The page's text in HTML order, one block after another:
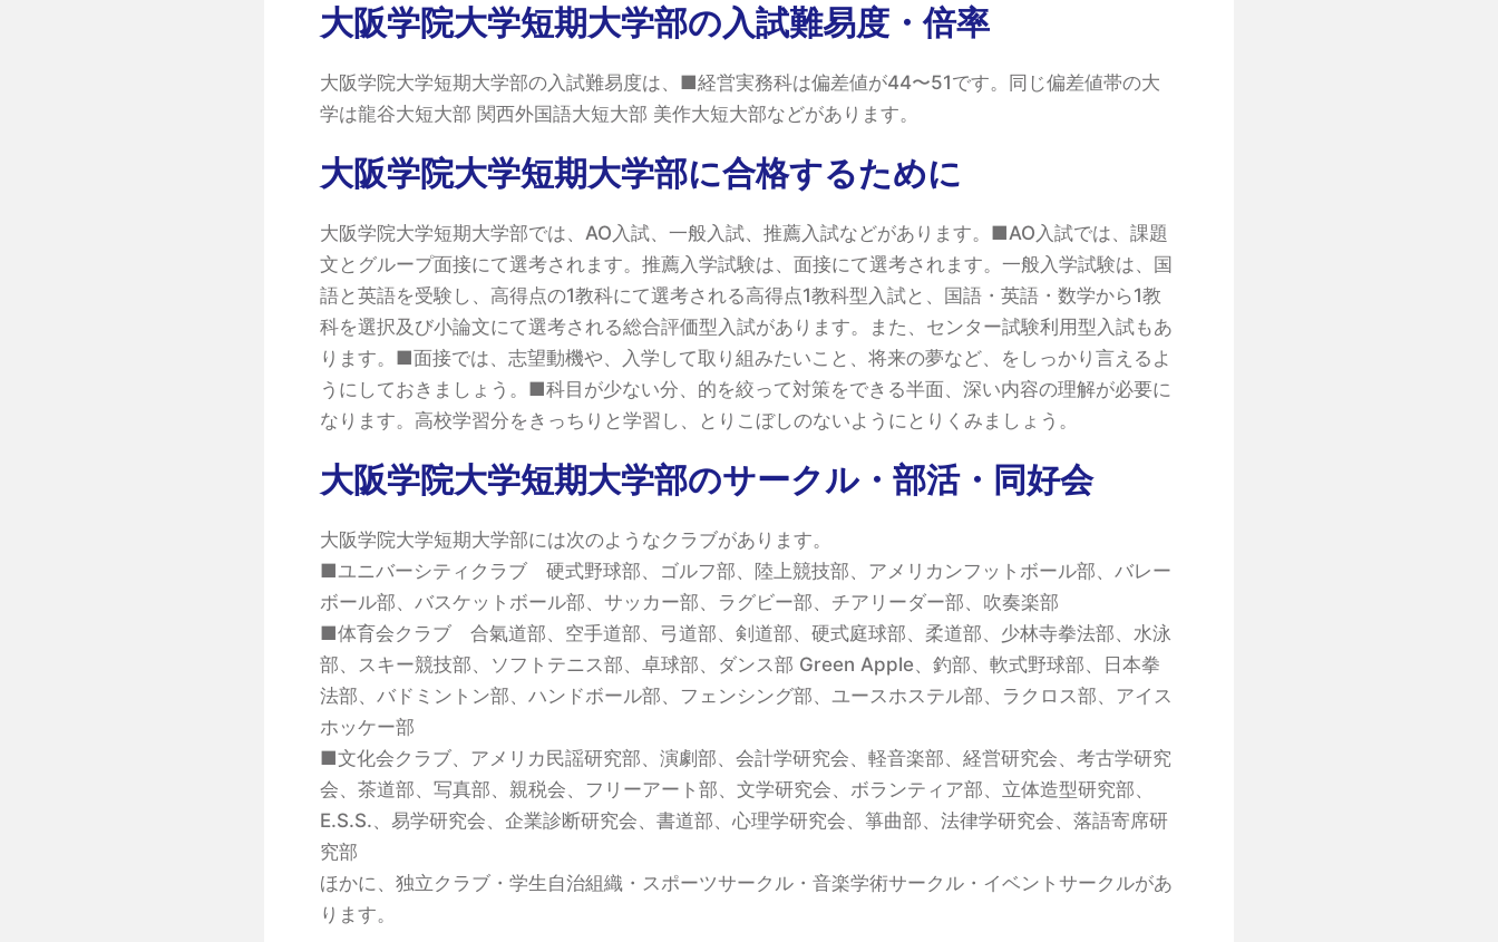
大阪学院大学短期大学部の入試難易度・倍率
大阪学院大学短期大学部の入試難易度は、■経営実務科は偏差値が44〜51です。同じ偏差値帯の大
学は龍谷大短大部 関西外国語大短大部 美作大短大部などがあります。
大阪学院大学短期大学部に合格するために
大阪学院大学短期大学部では、AO入試、一般入試、推薦入試などがあります。■AO入試では、課題
文とグループ面接にて選考されます。推薦入学試験は、面接にて選考されます。一般入学試験は、国
語と英語を受験し、高得点の1教科にて選考される高得点1教科型入試と、国語・英語・数学から1教
科を選択及び小論文にて選考される総合評価型入試があります。また、センター試験利用型入試もあ
ります。■面接では、志望動機や、入学して取り組みたいこと、将来の夢など、をしっかり言えるよ
うにしておきましょう。■科目が少ない分、的を絞って対策をできる半面、深い内容の理解が必要に
なります。高校学習分をきっちりと学習し、とりこぼしのないようにとりくみましょう。
大阪学院大学短期大学部のサークル・部活・同好会
大阪学院大学短期大学部には次のようなクラブがあります。
■ユニバーシティクラブ 硬式野球部、ゴルフ部、陸上競技部、アメリカンフットボール部、バレー
ボール部、バスケットボール部、サッカー部、ラグビー部、チアリーダー部、吹奏楽部
■体育会クラブ 合氣道部、空手道部、弓道部、剣道部、硬式庭球部、柔道部、少林寺拳法部、水泳
部、スキー競技部、ソフトテニス部、卓球部、ダンス部 Green Apple、釣部、軟式野球部、日本拳
法部、バドミントン部、ハンドボール部、フェンシング部、ユースホステル部、ラクロス部、アイス
ホッケー部
■文化会クラブ、アメリカ民謡研究部、演劇部、会計学研究会、軽音楽部、経営研究会、考古学研究
会、茶道部、写真部、親税会、フリーアート部、文学研究会、ボランティア部、立体造型研究部、
E.S.S.、易学研究会、企業診断研究会、書道部、心理学研究会、箏曲部、法律学研究会、落語寄席研
究部
ほかに、独立クラブ・学生自治組織・スポーツサークル・音楽学術サークル・イベントサークルがあ
ります。